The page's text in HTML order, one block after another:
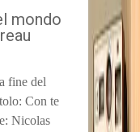
mondo
fine del
Con te
Nicolas